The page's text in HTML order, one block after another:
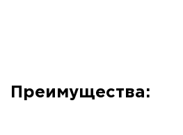
Преимущества: